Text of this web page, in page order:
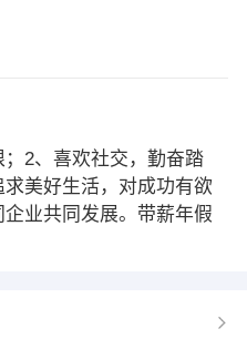
2、喜欢社交，勤奋踏
美好生活，对成功有欲
业共同发展。带薪年假